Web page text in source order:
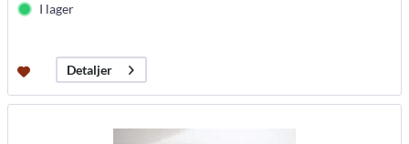
I lager
Detaljer